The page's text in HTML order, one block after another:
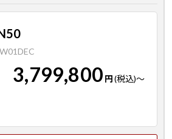
3,799,800 円(税込)～